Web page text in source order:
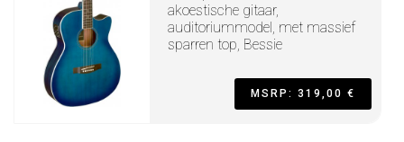
akoestische gitaar,
auditoriummodel, met massief
sparren top, Bessie
MSRP: 319,00 €